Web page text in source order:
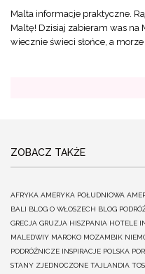
Malta informacje praktyczne.
Maltę! Dzisiaj zabieram was
wiecznie świeci słońce, a
ZOBACZ TAKŻE
AFRYKA AMERYKA POŁUDNIOWA
BALI BLOG O WŁOSZECH BLOG
GRECJA GRUZJA HISZPANIA HOTELE
MALEDWIY MAROKO MOZAMBIK
PODRÓŻNICZE INSPIRACJE POLSKA
STANY ZJEDNOCZONE TAJLANDIA